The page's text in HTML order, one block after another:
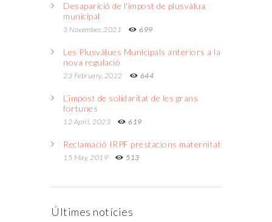
Desaparició de l'impost de plusvàlua
municipal
3 November, 2021 699
Les Plusvàlues Municipals anteriors a la
nova regulació
23 February, 2022 644
L’impost de solidaritat de les grans
fortunes
12 April, 2023 619
Reclamació IRPF prestacions maternitat
15 May, 2019 513
Últimes notícies